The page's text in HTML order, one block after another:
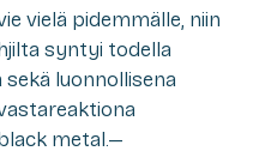
vielä pidemmälle, niin
syntyi todella
luonnollisena
metal.—